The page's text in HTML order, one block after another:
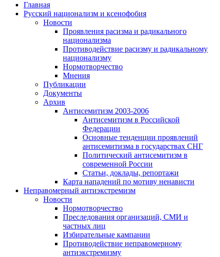
Главная
Русский национализм и ксенофобия
Новости
Проявления расизма и радикального
национализма
Противодействие расизму и радикальному
национализму
Нормотворчество
Мнения
Публикации
Документы
Архив
Антисемитизм 2003-2006
Антисемитизм в Российской
Федерации
Основные тенденции проявлений
антисемитизма в государствах СНГ
Политический антисемитизм в
современной России
Статьи, доклады, репортажи
Карта нападений по мотиву ненависти
Неправомерный антиэкстремизм
Новости
Нормотворчество
Преследования организаций, СМИ и
частных лиц
Избирательные кампании
Противодействие неправомерному
антиэкстремизму